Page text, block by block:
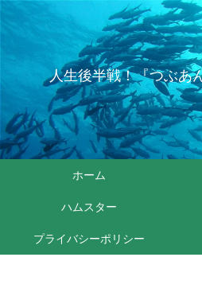
人生後半戦！『つぶあ
ホーム
ハムスター
プライバシーポリシー